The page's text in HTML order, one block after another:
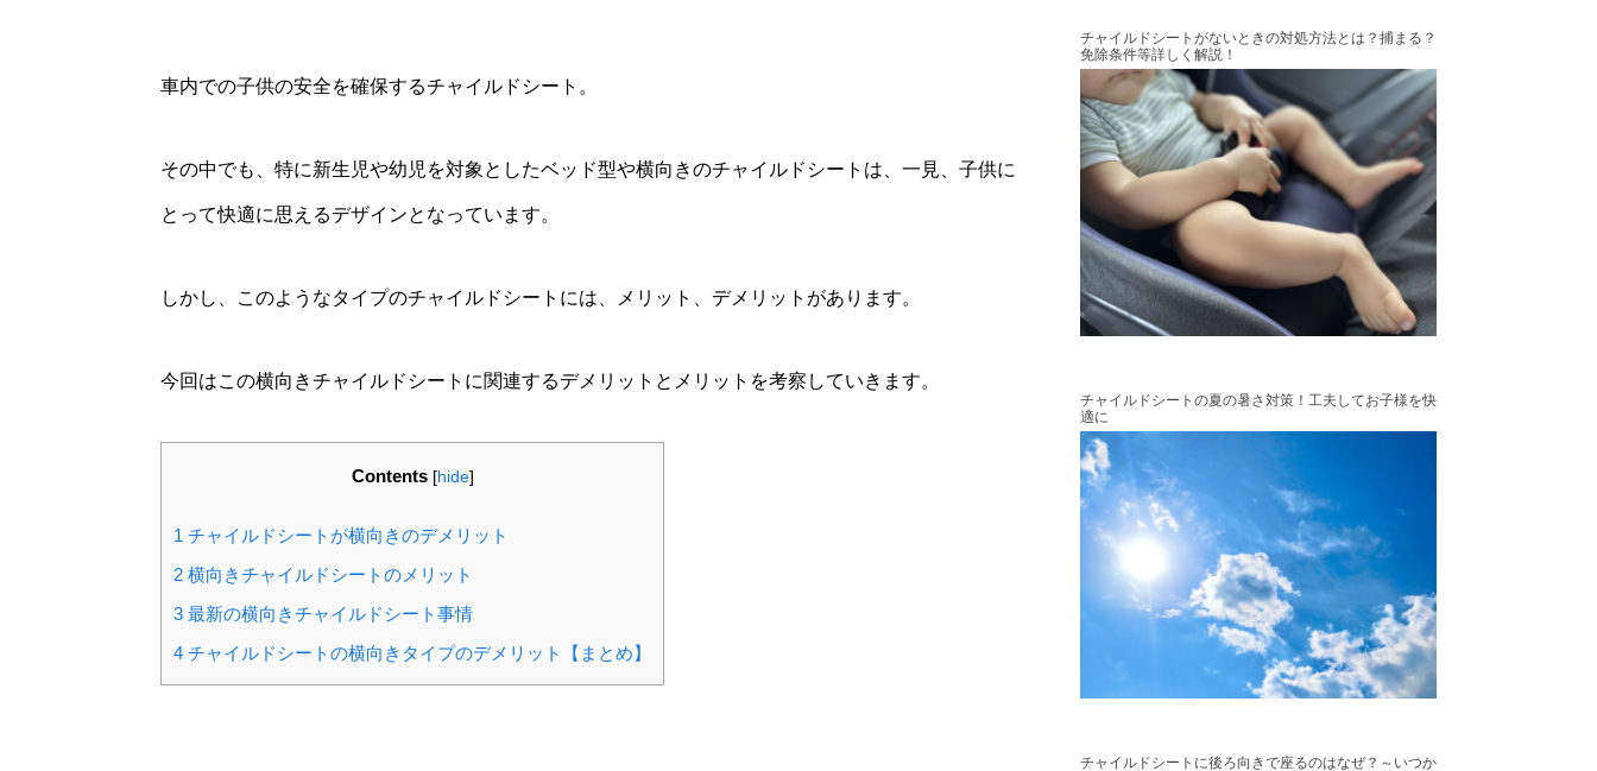
車内での子供の安全を確保するチャイルドシート。
その中でも、特に新生児や幼児を対象としたベッド型や横向きのチャイルドシートは、一見、子供に
とって快適に思えるデザインとなっています。
しかし、このようなタイプのチャイルドシートには、メリット、デメリットがあります。
今回はこの横向きチャイルドシートに関連するデメリットとメリットを考察していきます。
Contents [hide]
1 チャイルドシートが横向きのデメリット
2 横向きチャイルドシートのメリット
3 最新の横向きチャイルドシート事情
4 チャイルドシートの横向きタイプのデメリット【まとめ】
チャイルドシートがないときの対処方法とは？捕まる？
免除条件等詳しく解説！
チャイルドシートの夏の暑さ対策！工夫してお子様を快
適に
チャイルドシートに後ろ向きで座るのはなぜ？～いつか